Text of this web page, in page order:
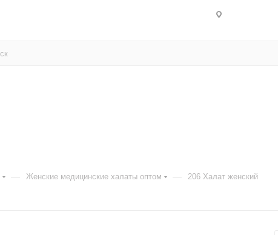
— Женские медицинские халаты оптом — 206 Халат женский